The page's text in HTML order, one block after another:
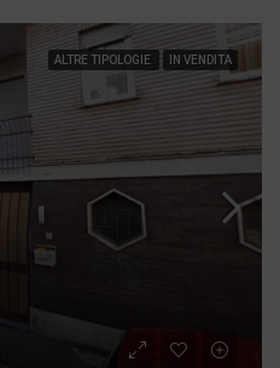
ALTRE TIPOLOGIE IN VENDITA